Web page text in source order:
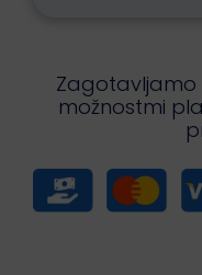
Zagotavljamo
možnostmi